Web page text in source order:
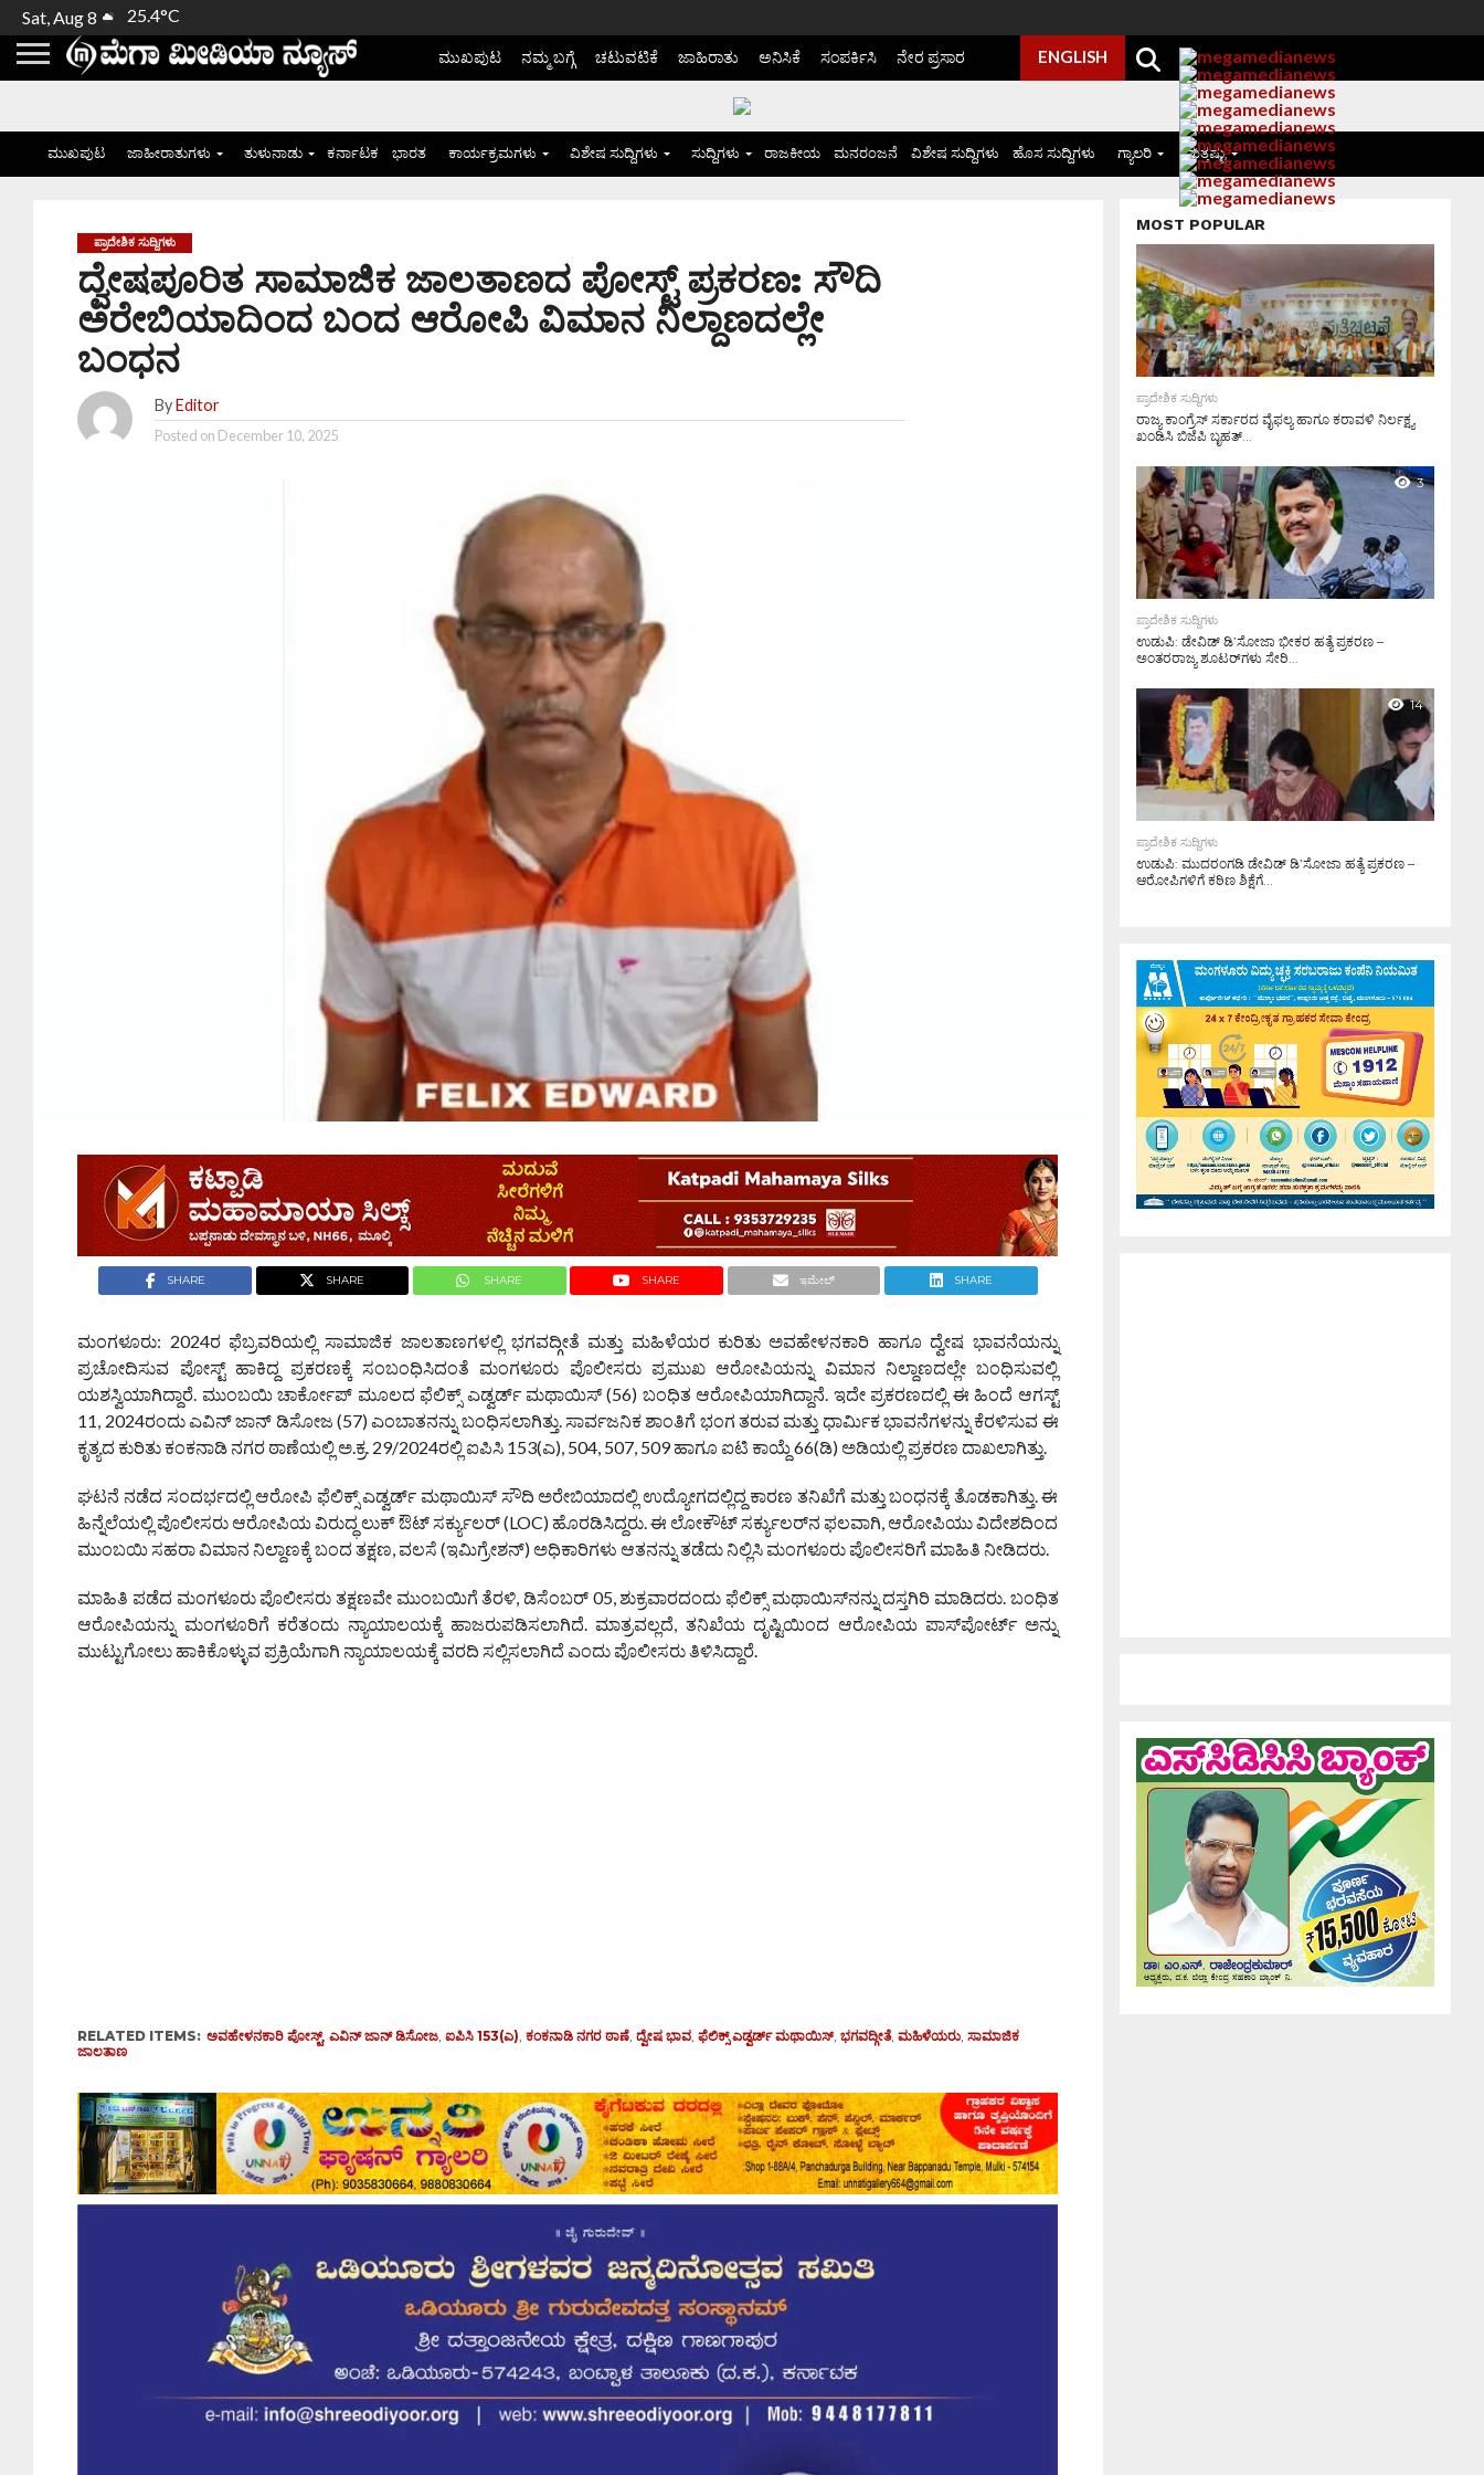
Sat, Aug 8 25.4°C
ಮುಖಪುಟ ನಮ್ಮ ಬಗ್ಗೆ ಚಟುವಟಿಕೆ ಜಾಹಿರಾತು ಅನಿಸಿಕೆ ಸಂಪರ್ಕಿಸಿ ನೇರ ಪ್ರಸಾರ ENGLISH
ಮುಖಪುಟ ಜಾಹೀರಾತುಗಳು ತುಳುನಾಡು ಕರ್ನಾಟಕ ಭಾರತ ಕಾರ್ಯಕ್ರಮಗಳು ವಿಶೇಷ ಸುದ್ದಿಗಳು ಸುದ್ದಿಗಳು ರಾಜಕೀಯ ಮನರಂಜನೆ ವಿಶೇಷ ಸುದ್ದಿಗಳು ಹೊಸ ಸುದ್ದಿಗಳು ಗ್ಯಾಲರಿ ಮತ್ತಷ್ಟು
ಪ್ರಾದೇಶಿಕ ಸುದ್ದಿಗಳು
ದ್ವೇಷಪೂರಿತ ಸಾಮಾಜಿಕ ಜಾಲತಾಣದ ಪೋಸ್ಟ್ ಪ್ರಕರಣ: ಸೌದಿ
ಅರೇಬಿಯಾದಿಂದ ಬಂದ ಆರೋಪಿ ವಿಮಾನ ನಿಲ್ದಾಣದಲ್ಲೇ
ಬಂಧನ
By Editor
Posted on December 10, 2025
SHARE SHARE SHARE SHARE ಇಮೇಲ್ SHARE
ಮಂಗಳೂರು: 2024ರ ಫೆಬ್ರವರಿಯಲ್ಲಿ ಸಾಮಾಜಿಕ ಜಾಲತಾಣಗಳಲ್ಲಿ ಭಗವದ್ಗೀತೆ ಮತ್ತು ಮಹಿಳೆಯರ ಕುರಿತು ಅವಹೇಳನಕಾರಿ ಹಾಗೂ ದ್ವೇಷ ಭಾವನೆಯನ್ನು
ಪ್ರಚೋದಿಸುವ ಪೋಸ್ಟ್ ಹಾಕಿದ್ದ ಪ್ರಕರಣಕ್ಕೆ ಸಂಬಂಧಿಸಿದಂತೆ ಮಂಗಳೂರು ಪೊಲೀಸರು ಪ್ರಮುಖ ಆರೋಪಿಯನ್ನು ವಿಮಾನ ನಿಲ್ದಾಣದಲ್ಲೇ ಬಂಧಿಸುವಲ್ಲಿ
ಯಶಸ್ವಿಯಾಗಿದ್ದಾರೆ. ಮುಂಬಯಿ ಚಾರ್ಕೋಪ್ ಮೂಲದ ಫೆಲಿಕ್ಸ್ ಎಡ್ವರ್ಡ್ ಮಥಾಯಿಸ್ (56) ಬಂಧಿತ ಆರೋಪಿಯಾಗಿದ್ದಾನೆ. ಇದೇ ಪ್ರಕರಣದಲ್ಲಿ ಈ ಹಿಂದೆ ಆಗಸ್ಟ್
11, 2024ರಂದು ಎವಿನ್ ಜಾನ್ ಡಿಸೋಜ (57) ಎಂಬಾತನನ್ನು ಬಂಧಿಸಲಾಗಿತ್ತು. ಸಾರ್ವಜನಿಕ ಶಾಂತಿಗೆ ಭಂಗ ತರುವ ಮತ್ತು ಧಾರ್ಮಿಕ ಭಾವನೆಗಳನ್ನು ಕೆರಳಿಸುವ ಈ
ಕೃತ್ಯದ ಕುರಿತು ಕಂಕನಾಡಿ ನಗರ ಠಾಣೆಯಲ್ಲಿ ಅ.ಕ್ರ. 29/2024ರಲ್ಲಿ ಐಪಿಸಿ 153(ಎ), 504, 507, 509 ಹಾಗೂ ಐಟಿ ಕಾಯ್ದೆ 66(ಡಿ) ಅಡಿಯಲ್ಲಿ ಪ್ರಕರಣ ದಾಖಲಾಗಿತ್ತು.
ಘಟನೆ ನಡೆದ ಸಂದರ್ಭದಲ್ಲಿ ಆರೋಪಿ ಫೆಲಿಕ್ಸ್ ಎಡ್ವರ್ಡ್ ಮಥಾಯಿಸ್ ಸೌದಿ ಅರೇಬಿಯಾದಲ್ಲಿ ಉದ್ಯೋಗದಲ್ಲಿದ್ದ ಕಾರಣ ತನಿಖೆಗೆ ಮತ್ತು ಬಂಧನಕ್ಕೆ ತೊಡಕಾಗಿತ್ತು. ಈ
ಹಿನ್ನೆಲೆಯಲ್ಲಿ ಪೊಲೀಸರು ಆರೋಪಿಯ ವಿರುದ್ಧ ಲುಕ್ ಔಟ್ ಸರ್ಕ್ಯುಲರ್ (LOC) ಹೊರಡಿಸಿದ್ದರು. ಈ ಲೋಕೌಟ್ ಸರ್ಕ್ಯುಲರ್‌ನ ಫಲವಾಗಿ, ಆರೋಪಿಯು ವಿದೇಶದಿಂದ
ಮುಂಬಯಿ ಸಹರಾ ವಿಮಾನ ನಿಲ್ದಾಣಕ್ಕೆ ಬಂದ ತಕ್ಷಣ, ವಲಸೆ (ಇಮಿಗ್ರೇಶನ್) ಅಧಿಕಾರಿಗಳು ಆತನನ್ನು ತಡೆದು ನಿಲ್ಲಿಸಿ ಮಂಗಳೂರು ಪೊಲೀಸರಿಗೆ ಮಾಹಿತಿ ನೀಡಿದರು.
ಮಾಹಿತಿ ಪಡೆದ ಮಂಗಳೂರು ಪೊಲೀಸರು ತಕ್ಷಣವೇ ಮುಂಬಯಿಗೆ ತೆರಳಿ, ಡಿಸೆಂಬರ್ 05, ಶುಕ್ರವಾರದಂದು ಫೆಲಿಕ್ಸ್ ಮಥಾಯಿಸ್‌ನನ್ನು ದಸ್ತಗಿರಿ ಮಾಡಿದರು. ಬಂಧಿತ
ಆರೋಪಿಯನ್ನು ಮಂಗಳೂರಿಗೆ ಕರೆತಂದು ನ್ಯಾಯಾಲಯಕ್ಕೆ ಹಾಜರುಪಡಿಸಲಾಗಿದೆ. ಮಾತ್ರವಲ್ಲದೆ, ತನಿಖೆಯ ದೃಷ್ಟಿಯಿಂದ ಆರೋಪಿಯ ಪಾಸ್‌ಪೋರ್ಟ್ ಅನ್ನು
ಮುಟ್ಟುಗೋಲು ಹಾಕಿಕೊಳ್ಳುವ ಪ್ರಕ್ರಿಯೆಗಾಗಿ ನ್ಯಾಯಾಲಯಕ್ಕೆ ವರದಿ ಸಲ್ಲಿಸಲಾಗಿದೆ ಎಂದು ಪೊಲೀಸರು ತಿಳಿಸಿದ್ದಾರೆ.
RELATED ITEMS: ಅವಹೇಳನಕಾರಿ ಪೋಸ್ಟ್,ಎವಿನ್ ಜಾನ್ ಡಿಸೋಜ,ಐಪಿಸಿ 153(ಎ),ಕಂಕನಾಡಿ ನಗರ ಠಾಣೆ,ದ್ವೇಷ ಭಾವ,ಫೆಲಿಕ್ಸ್ ಎಡ್ವರ್ಡ್ ಮಥಾಯಿಸ್,ಭಗವದ್ಗೀತೆ,ಮಹಿಳೆಯರು,ಸಾಮಾಜಿಕ
ಜಾಲತಾಣ
MOST POPULAR
ಪ್ರಾದೇಶಿಕ ಸುದ್ದಿಗಳು
ರಾಜ್ಯ ಕಾಂಗ್ರೆಸ್ ಸರ್ಕಾರದ ವೈಫಲ್ಯ ಹಾಗೂ ಕರಾವಳಿ ನಿರ್ಲಕ್ಷ್ಯ
ಖಂಡಿಸಿ ಬಿಜೆಪಿ ಬೃಹತ್...
3
ಪ್ರಾದೇಶಿಕ ಸುದ್ದಿಗಳು
ಉಡುಪಿ: ಡೇವಿಡ್ ಡಿ’ಸೋಜಾ ಭೀಕರ ಹತ್ಯೆ ಪ್ರಕರಣ –
ಅಂತರರಾಜ್ಯ ಶೂಟರ್‌ಗಳು ಸೇರಿ...
14
ಪ್ರಾದೇಶಿಕ ಸುದ್ದಿಗಳು
ಉಡುಪಿ: ಮುದರಂಗಡಿ ಡೇವಿಡ್ ಡಿ’ಸೋಜಾ ಹತ್ಯೆ ಪ್ರಕರಣ –
ಆರೋಪಿಗಳಿಗೆ ಕಠಿಣ ಶಿಕ್ಷೆಗೆ...